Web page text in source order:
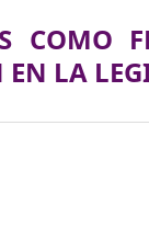
COMO
LA